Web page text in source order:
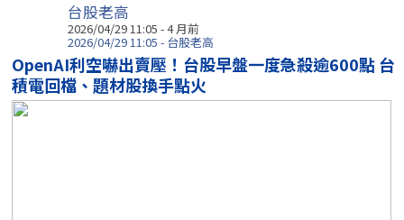
台股老高
2026/04/29 11:05 - 4 月前
2026/04/29 11:05 - 台股老高
OpenAI利空嚇出賣壓！台股早盤一度急殺逾600點 台
積電回檔、題材股換手點火